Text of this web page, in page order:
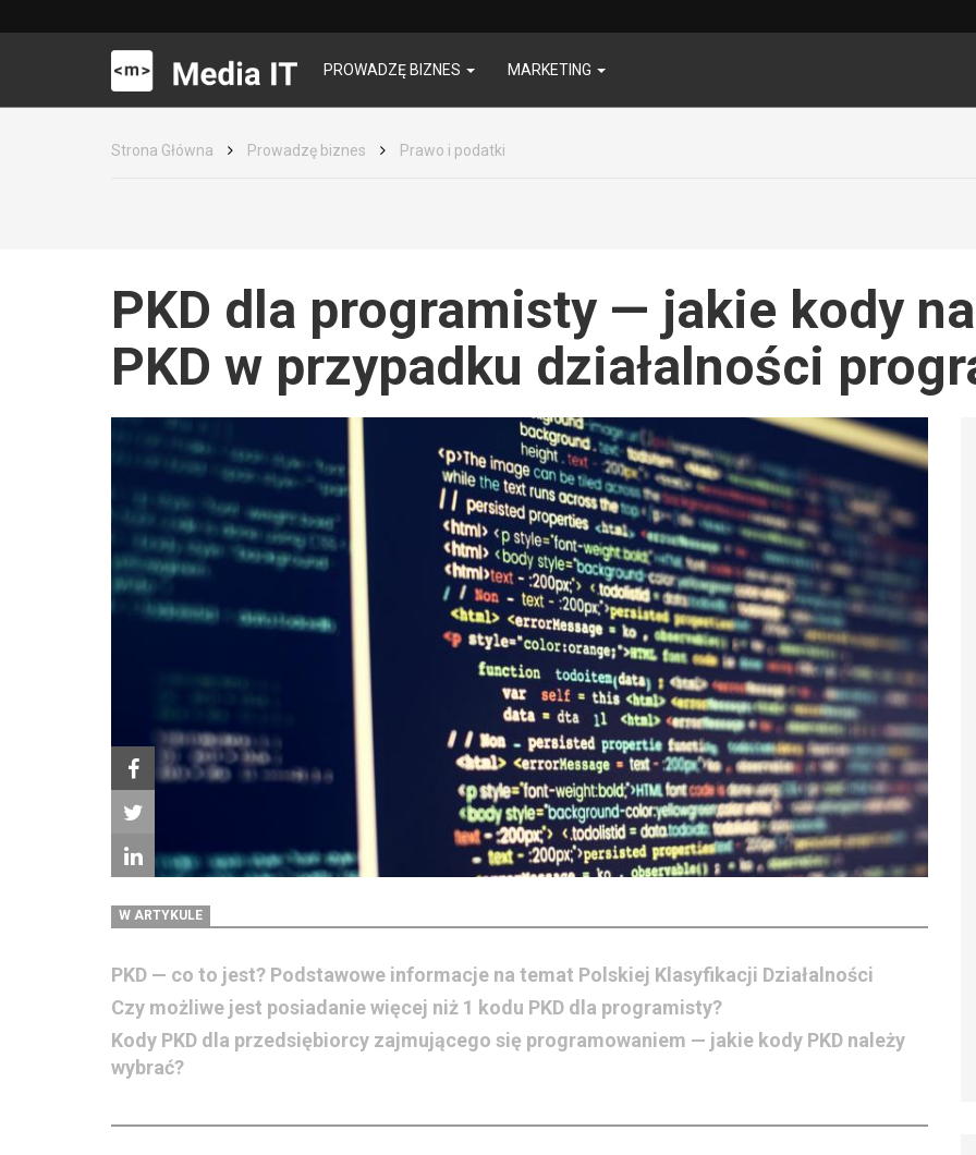
PROWADZĘ BIZNES MARKETING
Strona Główna Prowadzę biznes Prawo i podatki
PKD dla programisty — jakie kody
PKD w przypadku działalności
W ARTYKULE
PKD — co to jest? Podstawowe informacje na temat Polskiej Klasyfikacji Działalności
Czy możliwe jest posiadanie więcej niż 1 kodu PKD dla programisty?
Kody PKD dla przedsiębiorcy zajmującego się programowaniem — jakie kody PKD należy
wybrać?